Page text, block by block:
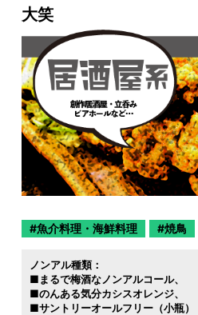
大笑
魚介料理・海鮮料理 焼鳥
ノンアル種類：
■まるで梅酒なノンアルコール
■のんある気分カシスオレンジ
■サントリーオールフリー（小瓶）